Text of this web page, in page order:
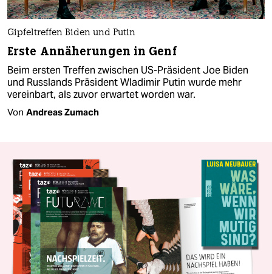
Gipfeltreffen Biden und Putin
Erste Annäherungen in Genf
Beim ersten Treffen zwischen US-Präsident Joe Biden
und Russlands Präsident Wladimir Putin wurde mehr
vereinbart, als zuvor erwartet worden war.
Von Andreas Zumach